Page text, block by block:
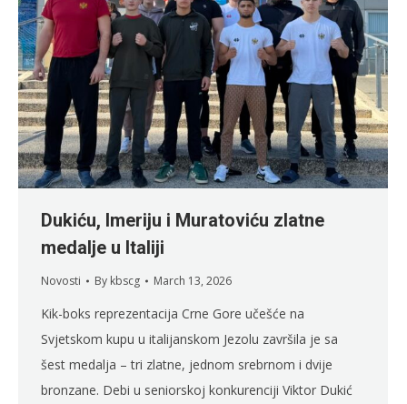
Dukiću, Imeriju i Muratoviću zlatne
medalje u Italiji
Novosti By kbscg March 13, 2026
Kik-boks reprezentacija Crne Gore učešće na
Svjetskom kupu u italijanskom Jezolu završila je sa
šest medalja – tri zlatne, jednom srebrnom i dvije
bronzane. Debi u seniorskoj konkurenciji Viktor Dukić